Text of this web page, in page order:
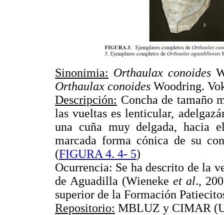
Sinonimia: Orthaulax conoides
Orthaulax conoides Woodring.
Descripción: Concha de tamaño
las vueltas es lenticular,
una cuña muy delgada, hacia
marcada forma cónica de su
(FIGURA 4. 4- 5)
Ocurrencia: Se ha descrito de la
de Aguadilla (Wieneke et al.,
superior de la Formación
Repositorio: MBLUZ y CIMAR